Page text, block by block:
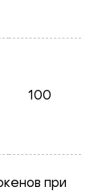
100
при